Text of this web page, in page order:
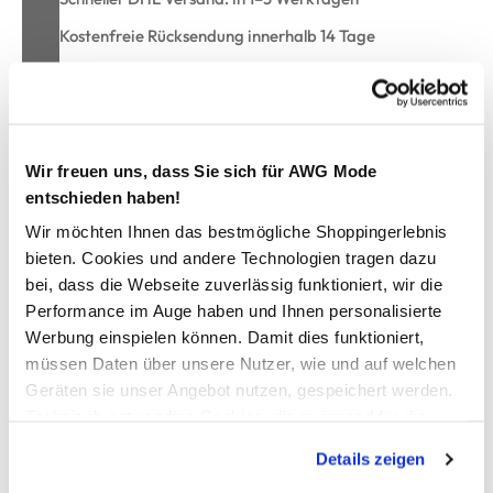
Wir freuen uns, dass Sie sich für AWG Mode
entschieden haben!
Wir möchten Ihnen das bestmögliche Shoppingerlebnis
bieten. Cookies und andere Technologien tragen dazu
bei, dass die Webseite zuverlässig funktioniert, wir die
Performance im Auge haben und Ihnen personalisierte
Werbung einspielen können. Damit dies funktioniert,
müssen Daten über unsere Nutzer, wie und auf welchen
Geräten sie unser Angebot nutzen, gespeichert werden.
werden, werden bei der Nutzung der Webseite auf jeden
Details zeigen
Kostenfreie Rücksendung innerhalb 14 Tage
Mädchen Stoffhut mit Kontraststreifen
Schicker Sonnenhut von Bubble Gum
Runde Form
Mit Kontraststreifen versehen
Aus Stoff und Papier gefertigt